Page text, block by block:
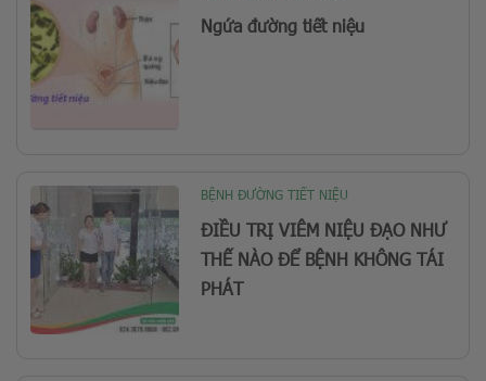
Ngứa đường tiết niệu
BỆNH ĐƯỜNG TIẾT NIỆU
ĐIỀU TRỊ VIÊM NIỆU ĐẠO NHƯ
THẾ NÀO ĐỂ BỆNH KHÔNG TÁI
PHÁT